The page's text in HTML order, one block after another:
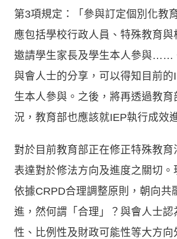
第3項規定：「參與訂定個別化教
應包括學校行政人員、特殊教育與
邀請學生家長及學生本人參與……
與會人士的分享，可以得知目前的
生本人參與。之後，將再透過教育
況，教育部也應該就IEP執行成效
對於目前教育部正在修正特殊教育
表達對於修法方向及進度之關切。
依據CRPD合理調整原則，朝向共
進，然何謂「合理」？與會人士認
性、比例性及財政可能性等大方向